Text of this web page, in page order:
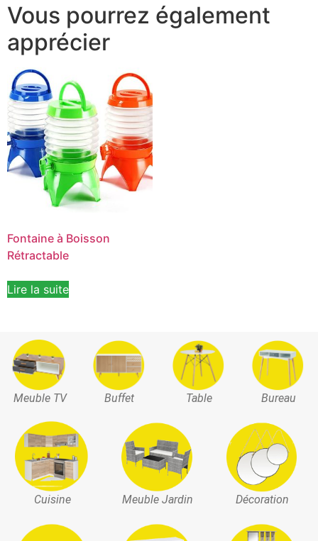
Vous pourrez également
apprécier
Fontaine à Boisson
Rétractable
Lire la suite
Meuble TV Buffet Table Bureau
Cuisine Meuble Jardin Décoration